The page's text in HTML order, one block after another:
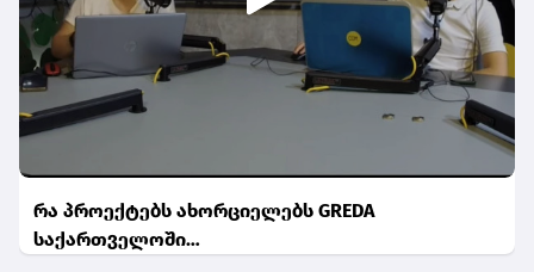
რა პროექტებს ახორციელებს GREDA
საქართველოში…